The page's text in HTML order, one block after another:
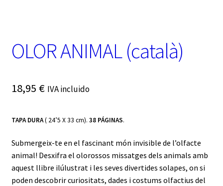
rOLOR ANIMAL (català)
18,95 € IVA incluido
TAPA DURA( 24’5 X 33 cm). 38 PÁGINAS.
Submergeix-te en el fascinant món invisible de l’olfacte
animal! Desxifra el olorossos missatges dels animals amb
aquest llibre ilúlustrat i les seves divertides solapes, on si
poden descobrir curiositats, dades i costums olfactius del